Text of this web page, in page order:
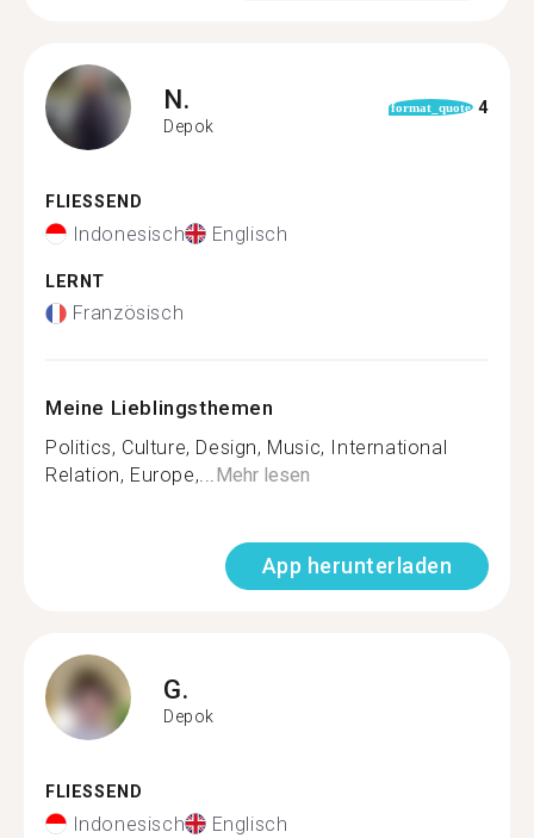
N.
Depok
format_quote 4
FLIESSEND
Indonesisch Englisch
LERNT
Französisch
Meine Lieblingsthemen
Politics, Culture, Design, Music, International
Relation, Europe,...Mehr lesen
App herunterladen
G.
Depok
FLIESSEND
Indonesisch Englisch